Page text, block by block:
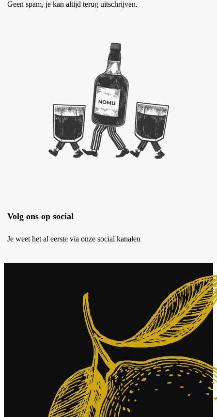
Geen spam, je kan altijd terug uitschrijven.
Volg ons op social
Je weet het al eerste via onze social kanalen